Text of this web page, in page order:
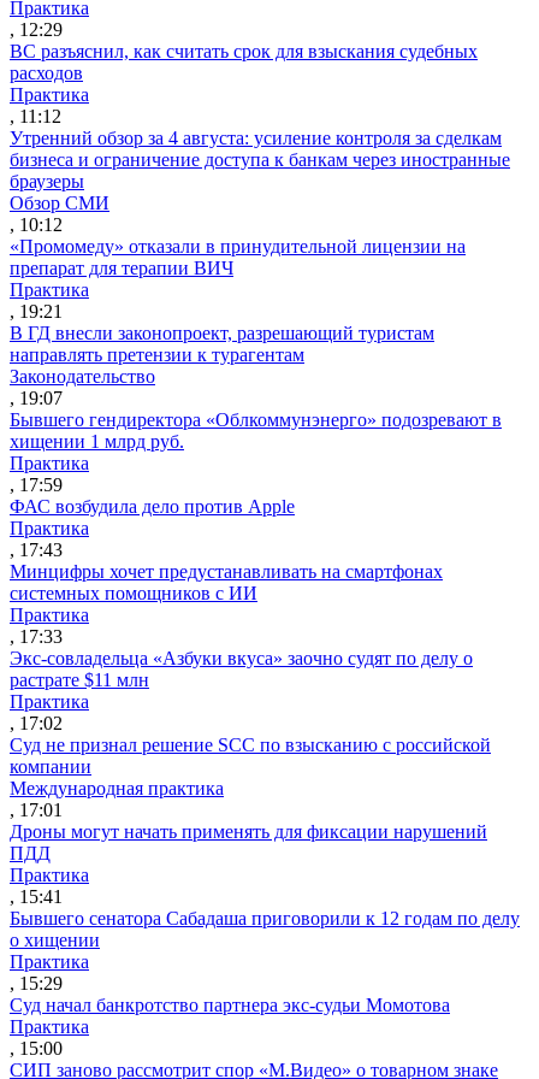
Практика
, 12:29
ВС разъяснил, как считать срок для взыскания судебных
расходов
Практика
, 11:12
Утренний обзор за 4 августа: усиление контроля за сделкам
бизнеса и ограничение доступа к банкам через иностранные
браузеры
Обзор СМИ
, 10:12
«Промомеду» отказали в принудительной лицензии на
препарат для терапии ВИЧ
Практика
, 19:21
В ГД внесли законопроект, разрешающий туристам
направлять претензии к турагентам
Законодательство
, 19:07
Бывшего гендиректора «Облкоммунэнерго» подозревают в
хищении 1 млрд руб.
Практика
, 17:59
ФАС возбудила дело против Apple
Практика
, 17:43
Минцифры хочет предустанавливать на смартфонах
системных помощников с ИИ
Практика
, 17:33
Экс-совладельца «Азбуки вкуса» заочно судят по делу о
растрате $11 млн
Практика
, 17:02
Суд не признал решение SCC по взысканию с российской
компании
Международная практика
, 17:01
Дроны могут начать применять для фиксации нарушений
ПДД
Практика
, 15:41
Бывшего сенатора Сабадаша приговорили к 12 годам по делу
о хищении
Практика
, 15:29
Суд начал банкротство партнера экс-судьи Момотова
Практика
, 15:00
СИП заново рассмотрит спор «М.Видео» о товарном знаке